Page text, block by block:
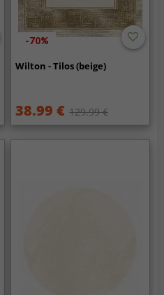
-70%
Wilton - Tilos (beige)
38.99 € 129.99 €